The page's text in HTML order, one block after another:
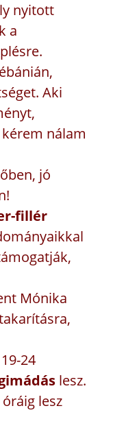
nyitott
a
Aki
nálam
jó
fillér
Mónika
24
lesz.
lesz